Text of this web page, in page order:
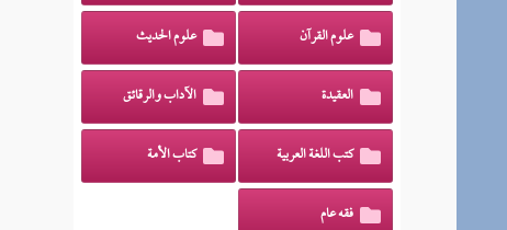
علوم القرآن علوم الحديث
العقيدة الآداب والرقائق
كتب اللغة العربية كتاب الأمة
فقه عام